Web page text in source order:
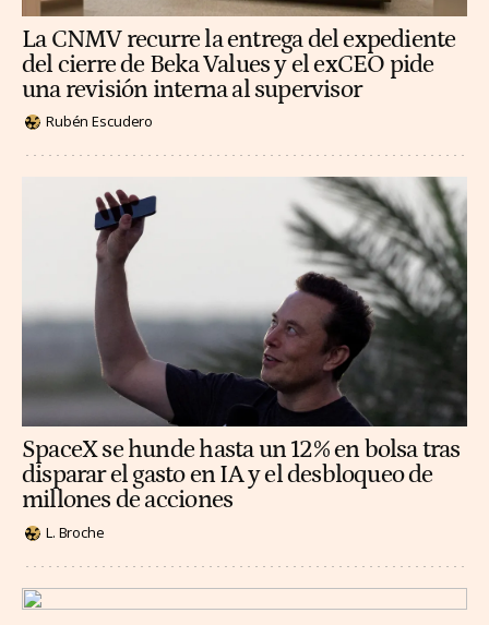
La CNMV recurre la entrega del expediente
del cierre de Beka Values y el exCEO pide
una revisión interna al supervisor
Rubén Escudero
SpaceX se hunde hasta un 12% en bolsa tras
disparar el gasto en IA y el desbloqueo de
millones de acciones
L. Broche